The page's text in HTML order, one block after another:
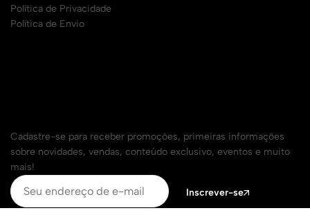
Política de Privacidade
Política de Envio
Cadastre-se para receber promoções, primeiras informações
sobre novidades, vendas, conteúdo exclusivo, eventos e muito
mais!
Inscrever-se